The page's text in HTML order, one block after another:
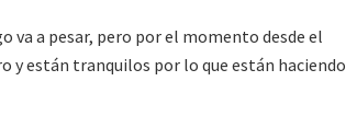
va a pesar, pero por el momento desde el
y están tranquilos por lo que están haciendo